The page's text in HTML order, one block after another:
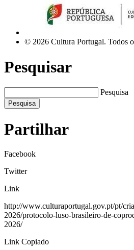
© 2026 Cultura Portugal. Todos
Pesquisar
Pesquisa
Pesquisa
Partilhar
Facebook
Twitter
Link
http://www.culturaportugal.gov.pt/pt/
2026/protocolo-luso-brasileiro-de-
2026/
Link Copiado